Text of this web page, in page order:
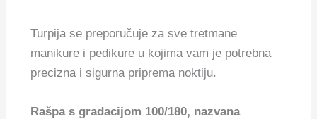
Turpija se preporučuje za sve tretmane
manikure i pedikure u kojima vam je potrebna
precizna i sigurna priprema noktiju.
Rašpa s gradacijom 100/180, nazvana